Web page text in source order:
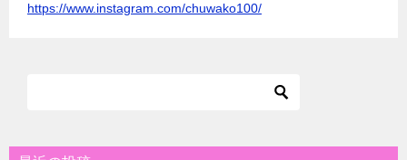
https://www.instagram.com/chuwako100/